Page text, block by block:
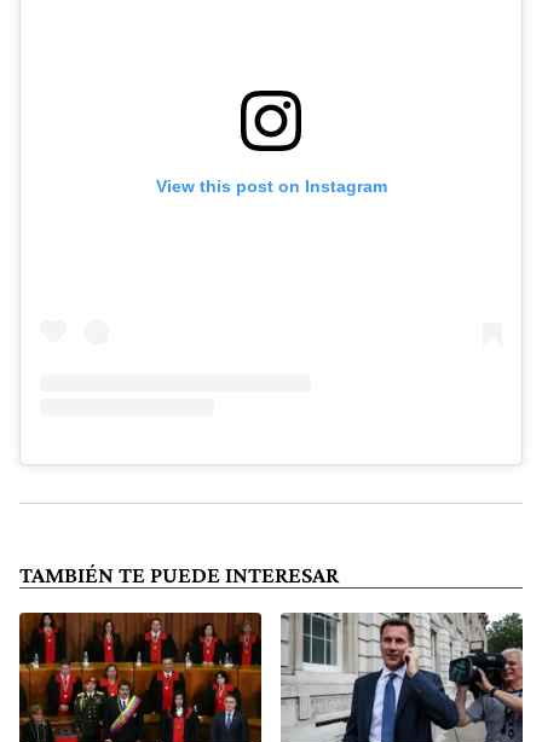
View this post on Instagram
TAMBIÉN TE PUEDE INTERESAR